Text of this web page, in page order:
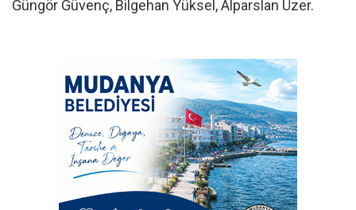
Güngör Güvenç, Bilgehan Yüksel, Alparslan Üzer.